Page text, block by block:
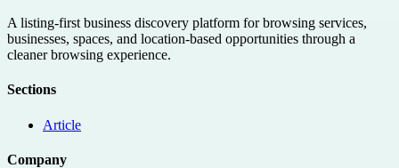
A listing-first business discovery platform for browsing services,
businesses, spaces, and location-based opportunities through a
cleaner browsing experience.
Sections
Article
Company